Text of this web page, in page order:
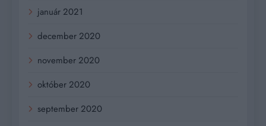
január 2021
december 2020
november 2020
október 2020
september 2020